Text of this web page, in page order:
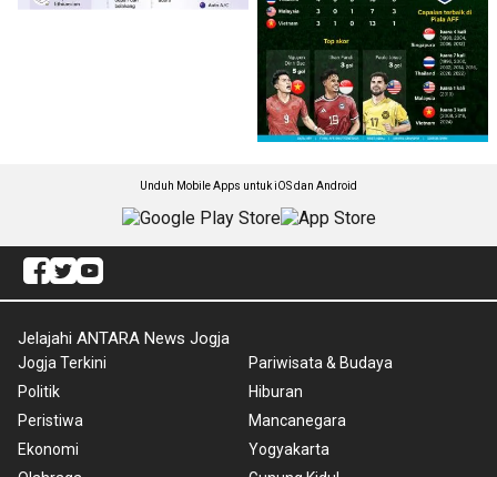
Unduh Mobile Apps untuk iOS dan Android
Jelajahi ANTARA News Jogja
Jogja Terkini
Politik
Peristiwa
Ekonomi
Pariwisata & Budaya
Hiburan
Mancanegara
Yogyakarta